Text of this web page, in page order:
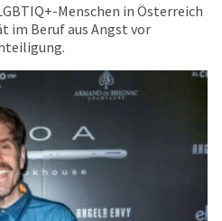
Menschen in Österreich
im Beruf aus Angst vor